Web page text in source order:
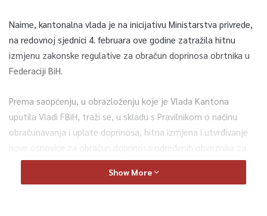
Naime, kantonalna vlada je na inicijativu Ministarstva privrede,
na redovnoj sjednici 4. februara ove godine zatražila hitnu
izmjenu zakonske regulative za obračun doprinosa obrtnika u
Federaciji BiH.
Prema saopćenju, u obrazloženju koje je Vlada Kantona
uputila Vladi FBiH, traži se, u skladu s Pravilnikom o načinu
obračunavanja i uplate doprinosa, hitna izmjena i utvrđivanje
nove osnovice za obračun doprinosa određenih obveznika za
2021. godinu, te vezivanje osnovica obrtnika za minimalnu
satnicu a ne prosječnu plaću, kako bi se izbjeglo eventualno
Show More